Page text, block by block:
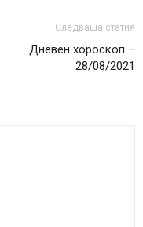
Следваща статия
Дневен хороскоп –
28/08/2021